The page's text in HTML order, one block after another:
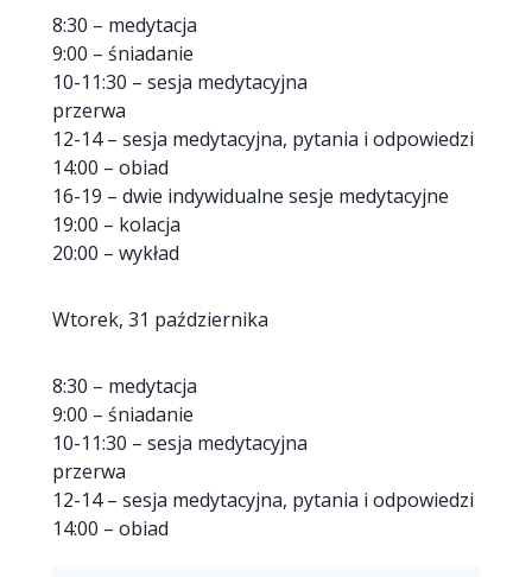
8:30 – medytacja
9:00 – śniadanie
10-11:30 – sesja medytacyjna
przerwa
12-14 – sesja medytacyjna, pytania i odpowiedzi
14:00 – obiad
16-19 – dwie indywidualne sesje medytacyjne
19:00 – kolacja
20:00 – wykład
Wtorek, 31 października
8:30 – medytacja
9:00 – śniadanie
10-11:30 – sesja medytacyjna
przerwa
12-14 – sesja medytacyjna, pytania i odpowiedzi
14:00 – obiad